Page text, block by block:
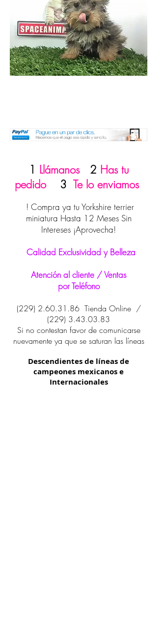
1 Llámanos 2 Has tu
pedido3 Te lo enviamos
! Compra ya tu Yorkshire terrier
miniatura Hasta 12 Meses Sin
Intereses ¡Aprovecha!
Calidad Exclusividad y Belleza
Atención al cliente / Ventas
por Teléfono
(229) 2.60.31.86Tienda Online /
(229) 3.43.03.83
Si no contestan favor de comunicarse
nuevamente ya que se saturan las líneas
Descendientes de líneas de
campeones mexicanos e
Internacionales